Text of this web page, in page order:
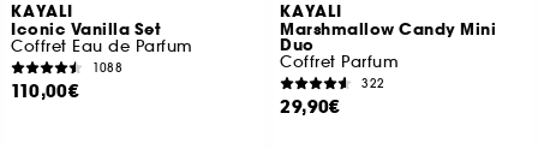
KAYALI
Iconic Vanilla Set
Coffret Eau de Parfum
1088
110,00€
KAYALI
Marshmallow Candy Mini
Duo
Coffret Parfum
322
29,90€